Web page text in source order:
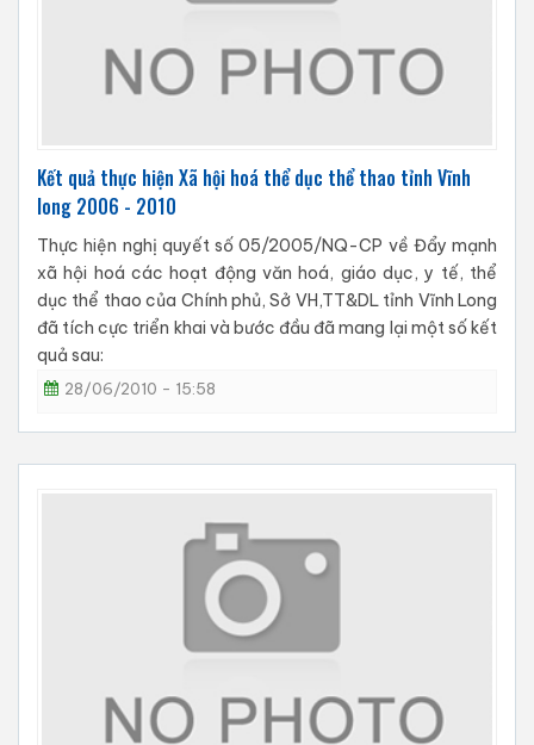
Kết quả thực hiện Xã hội hoá thể dục thể thao tỉnh Vĩnh
long 2006 - 2010
Thực hiện nghị quyết số 05/2005/NQ-CP về Đẩy mạnh
xã hội hoá các hoạt động văn hoá, giáo dục, y tế, thể
dục thể thao của Chính phủ, Sở VH,TT&DL tỉnh Vĩnh Long
đã tích cực triển khai và bước đầu đã mang lại một số kết
quả sau:
28/06/2010 - 15:58